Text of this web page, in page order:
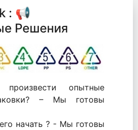
: 📢
Решения
опытные
– Мы готовы
начать ? - Мы готовы